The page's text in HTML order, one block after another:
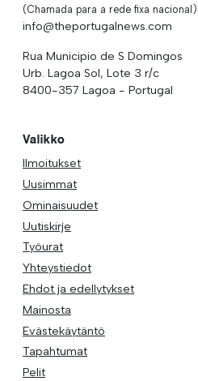
(Chamada para a rede fixa nacional)
info@theportugalnews.com
Rua Municipio de S Domingos
Urb. Lagoa Sol, Lote 3 r/c
8400-357 Lagoa - Portugal
Valikko
Ilmoitukset
Uusimmat
Ominaisuudet
Uutiskirje
Työurat
Yhteystiedot
Ehdot ja edellytykset
Mainosta
Evästekäytäntö
Tapahtumat
Pelit